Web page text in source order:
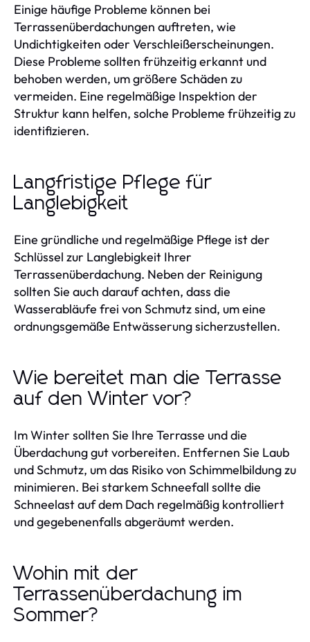
Einige häufige Probleme können bei
Terrassenüberdachungen auftreten, wie
Undichtigkeiten oder Verschleißerscheinungen.
Diese Probleme sollten frühzeitig erkannt und
behoben werden, um größere Schäden zu
vermeiden. Eine regelmäßige Inspektion der
Struktur kann helfen, solche Probleme frühzeitig zu
identifizieren.
Langfristige Pflege für
Langlebigkeit
Eine gründliche und regelmäßige Pflege ist der
Schlüssel zur Langlebigkeit Ihrer
Terrassenüberdachung. Neben der Reinigung
sollten Sie auch darauf achten, dass die
Wasserabläufe frei von Schmutz sind, um eine
ordnungsgemäße Entwässerung sicherzustellen.
Wie bereitet man die Terrasse
auf den Winter vor?
Im Winter sollten Sie Ihre Terrasse und die
Überdachung gut vorbereiten. Entfernen Sie Laub
und Schmutz, um das Risiko von Schimmelbildung zu
minimieren. Bei starkem Schneefall sollte die
Schneelast auf dem Dach regelmäßig kontrolliert
und gegebenenfalls abgeräumt werden.
Wohin mit der
Terrassenüberdachung im
Sommer?